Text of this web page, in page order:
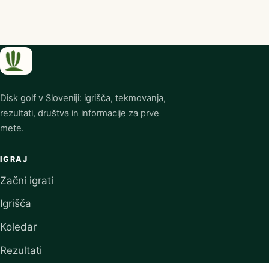
Disk golf v Sloveniji: igrišča, tekmovanja,
rezultati, društva in informacije za prve
mete.
IGRAJ
Začni igrati
Igrišča
Koledar
Rezultati